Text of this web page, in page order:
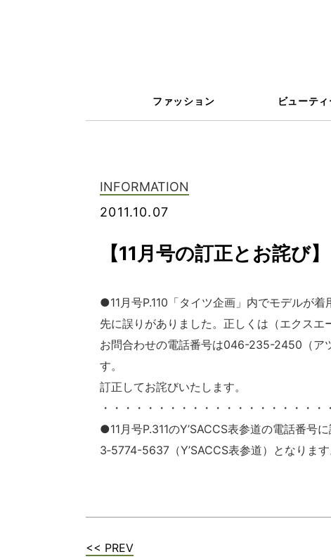
ファッション ビューティ
INFORMATION
2011.10.07
【11月号の訂正とお詫び】
●11月号P.110「タイツ企画」内でモデルが
先に誤りがありました。正しくは（エクスエ
お問合わせの電話番号は046-235-2450（ア
す。
訂正してお詫びいたします。
・・・・・・・・・・・・・・・・・・・
●11月号P.311のY’SACCS表参道の電話番号
3‐5774-5637（Y’SACCS表参道）となりま
<< PREV